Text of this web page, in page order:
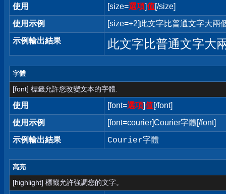
使用 [size=選項]值[/size]
使用示例
[size=+2]此文字比普通文字大兩
示例輸出結果
此文字比普通文字大
字體
[font] 標籤允許您改變文本的字體.
使用 [font=選項]值[/font]
使用示例
[font=courier]Courier字體[/font]
示例輸出結果
Courier字體
高亮
[highlight] 標籤允許強調您的文字。